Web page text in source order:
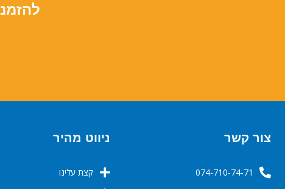
צור קשר
074-710-74-71
ניווט מהיר
קצת עלינו